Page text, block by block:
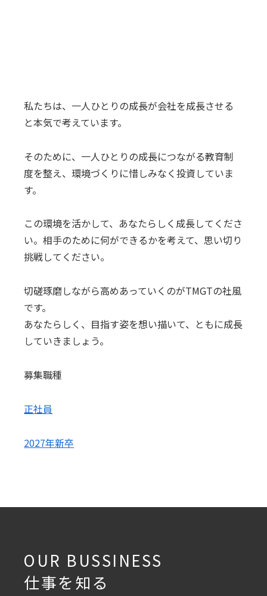
私たちは、一人ひとりの成長が会社を成長させる
と本気で考えています。
そのために、一人ひとりの成長につながる教育制
度を整え、環境づくりに惜しみなく投資していま
す。
この環境を活かして、あなたらしく成長してくださ
い。相手のために何ができるかを考えて、思い切り
挑戦してください。
切磋琢磨しながら高めあっていくのがTMGTの社風
です。
あなたらしく、目指す姿を想い描いて、ともに成長
していきましょう。
募集職種
正社員
2027年新卒
OUR BUSSINESS
仕事を知る